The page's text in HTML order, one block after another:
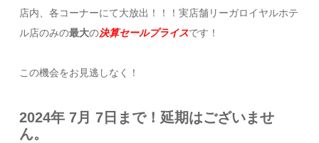
店内、各コーナーにて大放出！！！実店舗リーガロイヤルホテ
ル店のみの最大の決算セールプライスです！
この機会をお見逃しなく！
2024年 7月 7日まで！延期はございませ
ん。